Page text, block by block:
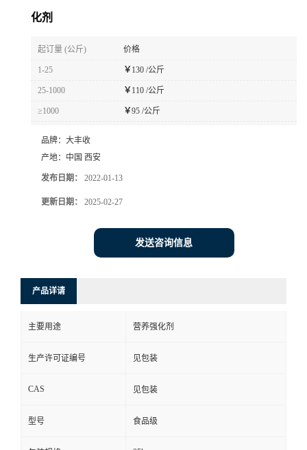
化剂
起订量 (公斤) 价格
1-25 ￥130 /公斤
25-1000 ￥110 /公斤
≥1000 ￥95 /公斤
品牌： 大丰收
产地： 中国 西安
发布日期： 2022-01-13
更新日期： 2025-02-27
发送咨询信息
产品详请
主要用途 营养强化剂
生产许可证编号 见包装
CAS 见包装
型号 食品级